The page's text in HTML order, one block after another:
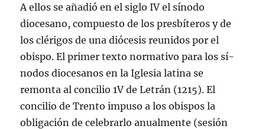
A ellos se añadió en el siglo IV el sí­nodo
diocesano, compuesto de los presbí­teros y de
los clérigos de una diócesis reunidos por el
obispo. El primer texto normativo para los sí­
nodos diocesanos en la Iglesia latina se
remonta al concilio 1V de Letrán (1215). El
concilio de Trento impuso a los obispos la
obligación de celebrarlo anualmente (sesión